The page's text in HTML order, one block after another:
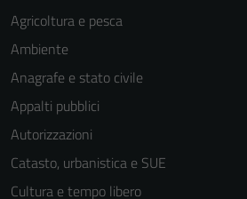
Agricoltura e pesca
Ambiente
Anagrafe e stato civile
Appalti pubblici
Autorizzazioni
Catasto, urbanistica e SUE
Cultura e tempo libero